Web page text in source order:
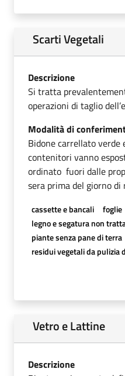
Scarti Vegetali
Descrizione
Si tratta
operazioni di taglio
Modalità di
Bidone carrellato verde
contenitori vanno
ordinato fuori dalle
sera prima del giorno di
cassette e bancali
foglie
legno e segatura non
piante senza pane di terra
residui vegetali da pulizia
Vetro e Lattine
Descrizione